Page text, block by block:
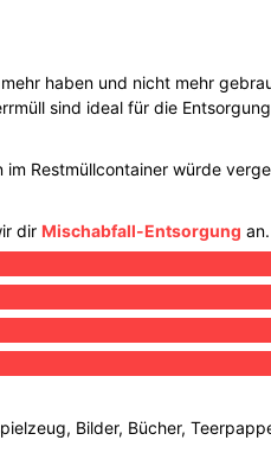
haben und nicht mehr
sind ideal für die
im Restmüllcontainer würde
dir Mischabfall-Entsorgung an.
Bilder, Bücher,